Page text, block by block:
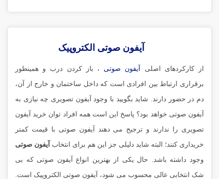
آیفون صوتی الکتروپیک
از کارکردهای اصلی آیفون صوتی ، باز کردن درب و همینطور
برقراری ارتباط بین افرادی است که داخل ساختمان و خارج از آن،
دم در حضور دارند. شاید بگویید با وجود آیفون تصویری چه نیازی به
آیفون صوتی خواهد بود؟ پاسخ این است همه افراد توان خرید آیفون
تصویری را ندارند و ترجیح می دهند آیفون صوتی با قیمت کمتر
خریداری کنند؛ البته شاید دلیلی جز این هم برای انتخاب آیفون صوتی
وجود داشته باشد. حال یکی از بهترین انواع آیفون صوتی که بی
شک انتخابی عالی محسوب می شود، آیفون صوتی الکتروپیک است.